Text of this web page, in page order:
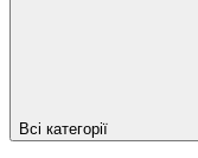
Всі категорії